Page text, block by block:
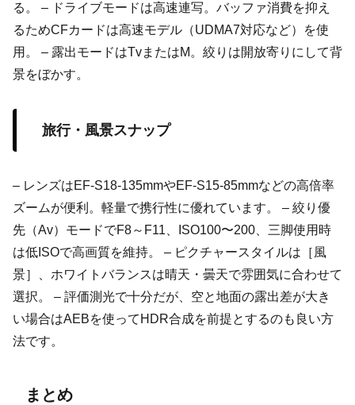
る。 – ドライブモードは高速連写。バッファ消費を抑え
るためCFカードは高速モデル（UDMA7対応など）を使
用。 – 露出モードはTvまたはM。絞りは開放寄りにして背
景をぼかす。
旅行・風景スナップ
– レンズはEF-S18-135mmやEF-S15-85mmなどの高倍率
ズームが便利。軽量で携行性に優れています。 – 絞り優
先（Av）モードでF8～F11、ISO100〜200、三脚使用時
は低ISOで高画質を維持。 – ピクチャースタイルは［風
景］、ホワイトバランスは晴天・曇天で雰囲気に合わせて
選択。 – 評価測光で十分だが、空と地面の露出差が大き
い場合はAEBを使ってHDR合成を前提とするのも良い方
法です。
まとめ